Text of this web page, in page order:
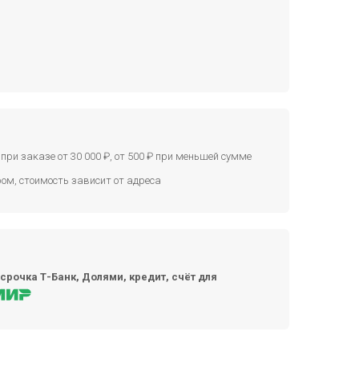
заказе от 30 000 ₽, от 500 ₽ при меньшей сумме
стоимость зависит от адреса
Т-Банк, Долями, кредит, счёт для